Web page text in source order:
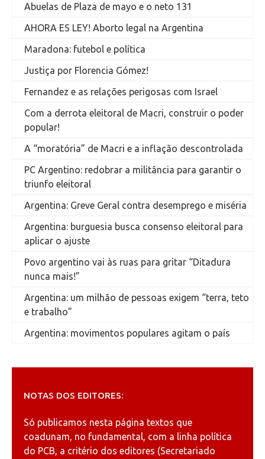
Abuelas de Plaza de mayo e o neto 131
AHORA ES LEY! Aborto legal na Argentina
Maradona: futebol e política
Justiça por Florencia Gómez!
Fernandez e as relações perigosas com Israel
Com a derrota eleitoral de Macri, construir o poder
popular!
A “moratória” de Macri e a inflação descontrolada
PC Argentino: redobrar a militância para garantir o
triunfo eleitoral
Argentina: Greve Geral contra desemprego e miséria
Argentina: burguesia busca consenso eleitoral para
aplicar o ajuste
Povo argentino vai às ruas para gritar “Ditadura
nunca mais!”
Argentina: um milhão de pessoas exigem “terra, teto
e trabalho”
Argentina: movimentos populares agitam o país
NOTAS DOS EDITORES:
Só publicamos nesta página textos que
coadunam, no fundamental, com a linha política
do PCB, a critério dos editores (Secretariado